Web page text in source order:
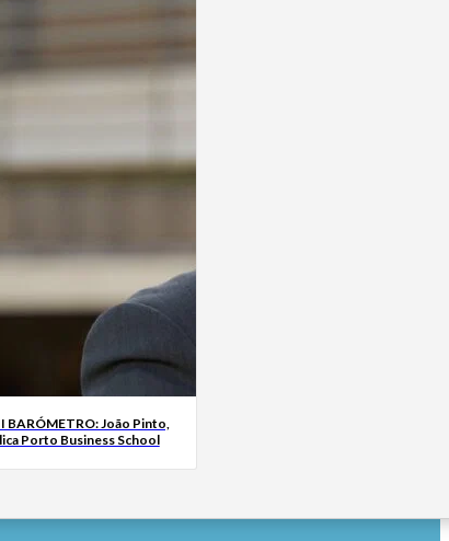
BARÓMETRO: João Pinto,
Porto Business School